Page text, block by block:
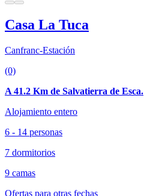
Casa La Tuca
Canfranc-Estación
(0)
A 41.2 Km de Salvatierra de Esca.
Alojamiento entero
6 - 14 personas
7 dormitorios
9 camas
Ofertas para otras fechas